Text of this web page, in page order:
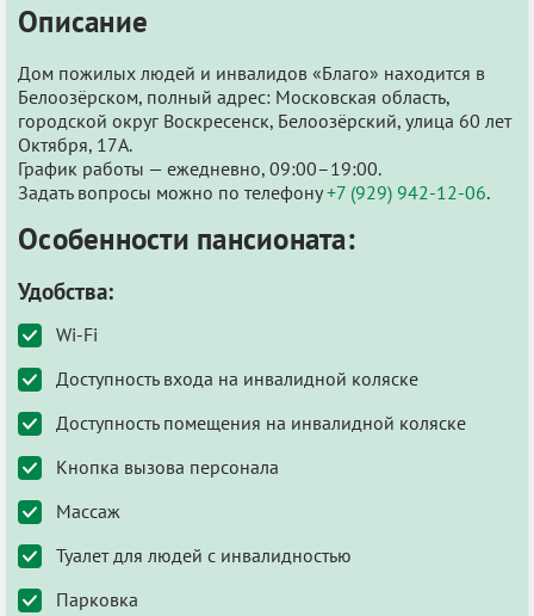
Описание
Дом пожилых людей и инвалидов «Благо» находится в
Белоозёрском, полный адрес: Московская область,
городской округ Воскресенск, Белоозёрский, улица 60 лет
Октября, 17А.
График работы — ежедневно, 09:00–19:00.
Задать вопросы можно по телефону+7 (929) 942-12-06.
Особенности пансионата:
Удобства:
Wi-Fi
Доступность входа на инвалидной коляске
Доступность помещения на инвалидной коляске
Кнопка вызова персонала
Массаж
Туалет для людей с инвалидностью
Парковка